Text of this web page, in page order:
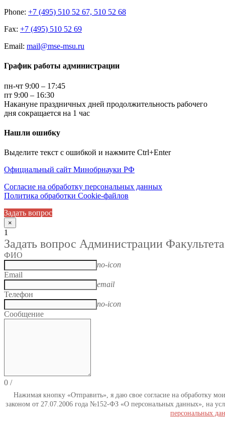
Phone: +7 (495) 510 52 67, 510 52 68
Fax: +7 (495) 510 52 69
Email: mail@mse-msu.ru
График работы администрации
пн-чт 9:00 – 17:45
пт 9:00 – 16:30
Накануне праздничных дней продолжительность рабочего
дня сокращается на 1 час
Нашли ошибку
Выделите текст с ошибкой и нажмите Ctrl+Enter
Официальный сайт Минобрнауки РФ
Согласие на обработку персональных данных
Политика обработки Cookie-файлов
Задать вопрос
×
1
Задать вопрос Администрации Факультета
ФИО
no-icon
Email
email
Телефон
no-icon
Сообщение
0 /
Нажимая кнопку «Отправить», я даю свое согласие на обработку
законом от 27.07.2006 года №152-ФЗ «О персональных данных», на
персональных